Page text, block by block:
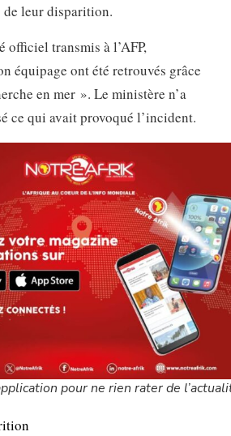
de leur disparition.
officiel transmis à l’AFP,
équipage ont été retrouvés grâce
en mer ». Le ministère n’a
ce qui avait provoqué l’incident.
pour ne rien rater de